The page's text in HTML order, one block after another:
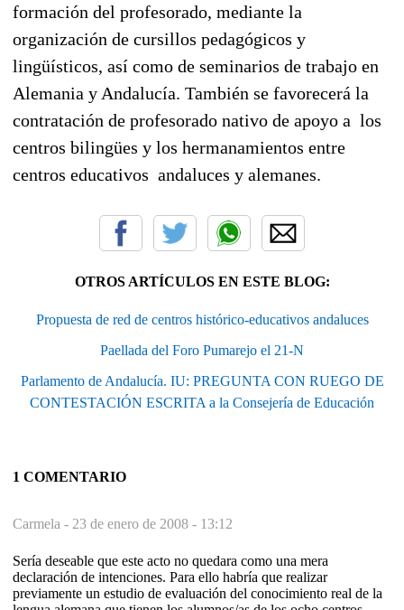
formación del profesorado, mediante la
organización de cursillos pedagógicos y
lingüísticos, así como de seminarios de trabajo en
Alemania y Andalucía. También se favorecerá la
contratación de profesorado nativo de apoyo a los
centros bilingües y los hermanamientos entre
centros educativos andaluces y alemanes.
OTROS ARTÍCULOS EN ESTE BLOG:
Propuesta de red de centros histórico-educativos andaluces
Paellada del Foro Pumarejo el 21-N
Parlamento de Andalucía. IU: PREGUNTA CON RUEGO DE
CONTESTACIÓN ESCRITA a la Consejería de Educación
1 COMENTARIO
Carmela - 23 de enero de 2008 - 13:12
Sería deseable que este acto no quedara como una mera
declaración de intenciones. Para ello habría que realizar
previamente un estudio de evaluación del conocimiento real de la